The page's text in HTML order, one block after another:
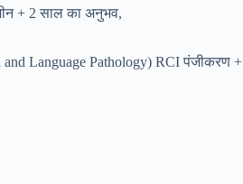
+ 2 साल का अनुभव,
Language Pathology) RCI पंजीकरण +